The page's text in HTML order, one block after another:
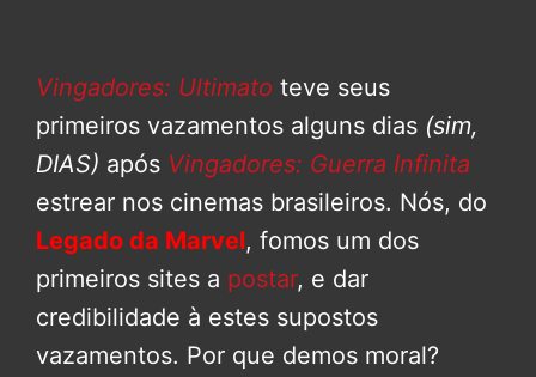
Vingadores: Ultimato teve seus
primeiros vazamentos alguns dias (sim,
DIAS) após Vingadores: Guerra Infinita
estrear nos cinemas brasileiros. Nós, do
Legado da Marvel, fomos um dos
primeiros sites a postar, e dar
credibilidade à estes supostos
vazamentos. Por que demos moral?